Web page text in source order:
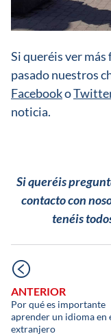
Si queréis ver más
pasado nuestros
Facebooko
noticia.
Si queréis
contacto con
tenéis
ANTERIOR
Por qué es importante
aprender un idioma en
extranjero